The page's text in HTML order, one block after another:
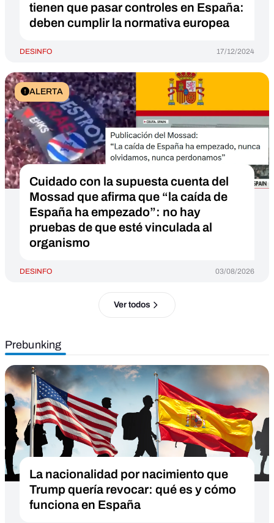
tienen que pasar controles en España:
deben cumplir la normativa europea
DESINFO 17/12/2024
ALERTA
Cuidado con la supuesta cuenta del
Mossad que afirma que “la caída de
España ha empezado”: no hay
pruebas de que esté vinculada al
organismo
DESINFO 03/08/2026
Ver todos
Prebunking
La nacionalidad por nacimiento que
Trump quería revocar: qué es y cómo
funciona en España